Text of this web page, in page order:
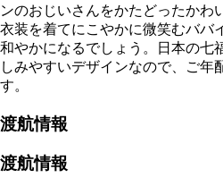
ンのおじいさんをかたどったかわ
衣装を着てにこやかに微笑むババ
和やかになるでしょう。日本の七
しみやすいデザインなので、ご年
す。
渡航情報
渡航情報